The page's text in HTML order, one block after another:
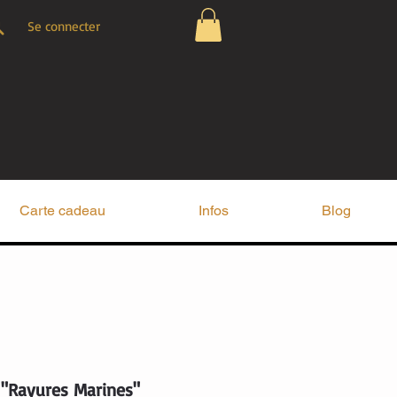
Marines"
Carte cadeau Infos Blog
Se connecter